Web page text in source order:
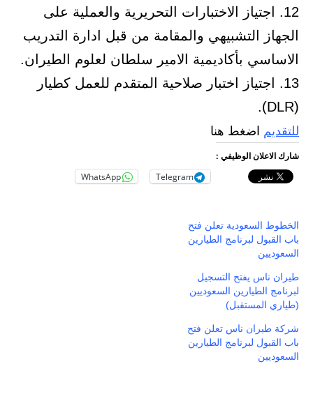
12. اجتياز الاختبارات التحريرية والعملية على
الجهاز التشبيهي والمقامة من قبل ادارة التدريب
الاساسي بأكاديمية الامير سلطان لعلوم الطيران.
13. اجتياز اختبار صلاحية المتقدم للعمل كطيار
(DLR).
للتقديم اضغط هنا
شارك الاعلان الوظيفي :
Telegram
WhatsApp
الخطوط السعودية تعلن فتح
باب القبول لبرنامج الطيارين
السعوديين
طيران ناس يفتح التسجيل
لبرنامج الطيارين السعوديين
(طياري المستقبل)
شركة طيران ناس تعلن فتح
باب القبول لبرنامج الطيارين
السعوديين